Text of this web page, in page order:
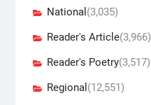
National (3,035)
Reader's Article(3,966)
Reader's Poetry(3,517)
Regional (12,551)